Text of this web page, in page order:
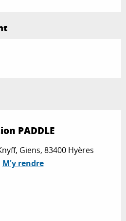
PADDLE
Giens, 83400 Hyères
M'y rendre